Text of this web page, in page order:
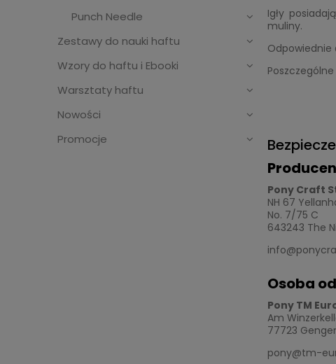
Punch Needle
Zestawy do nauki haftu
Wzory do haftu i Ebooki
Warsztaty haftu
Nowości
Promocje
Igły posiadają
muliny.
Pony Craft
NH 67
No. 7/75 C
643243 The
Osoba
Pony TM
Am
77723
pony@tm-